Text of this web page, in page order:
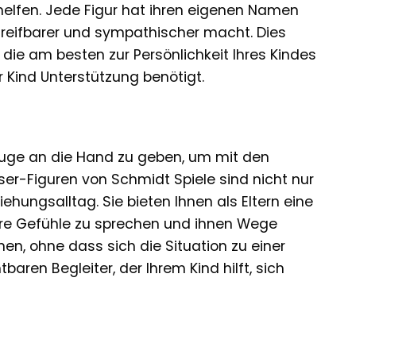
Jede Figur hat ihren eigenen Namen
und sympathischer macht. Dies
am besten zur Persönlichkeit Ihres Kindes
Unterstützung benötigt.
an die Hand zu geben, um mit den
Figuren von Schmidt Spiele sind nicht nur
Sie bieten Ihnen als Eltern eine
Gefühle zu sprechen und ihnen Wege
ohne dass sich die Situation zu einer
Begleiter, der Ihrem Kind hilft, sich